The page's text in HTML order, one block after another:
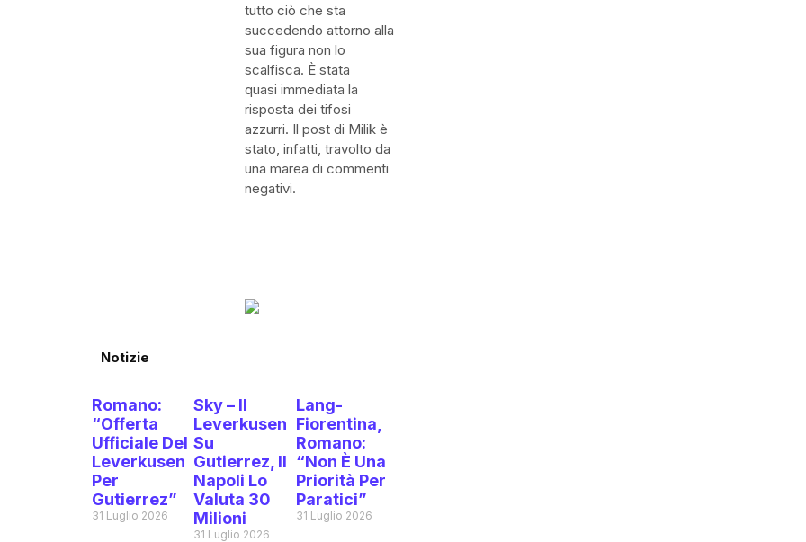
tutto ciò che sta
succedendo attorno alla
sua figura non lo
scalfisca. È stata
quasi immediata la
risposta dei tifosi
azzurri. Il post di Milikè
stato, infatti, travolto da
una marea di commenti
negativi.
Notizie
Romano:
“Offerta
Ufficiale Del
Leverkusen
Per
Gutierrez”
31 Luglio 2026
Sky – Il
Leverkusen
Su
Gutierrez, Il
Napoli Lo
Valuta 30
Milioni
31 Luglio 2026
Lang-
Fiorentina,
Romano:
“Non È Una
Priorità Per
Paratici”
31 Luglio 2026